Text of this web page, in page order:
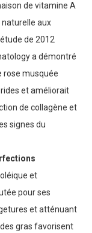
de vitamine A
aux
de 2012
a démontré
rose musquée
et améliorait
de collagène et
signes du
et
pour ses
et atténuant
gras favorisent